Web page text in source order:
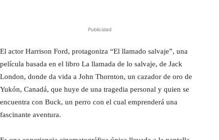
Publicidad
El actor Harrison Ford, protagoniza “El llamado salvaje”, una
película basada en el libro La llamada de lo salvaje, de Jack
London, donde da vida a John Thornton, un cazador de oro de
Yukón, Canadá, que huye de una tragedia personal y quien se
encuentra con Buck, un perro con el cual emprenderá una
fascinante aventura.